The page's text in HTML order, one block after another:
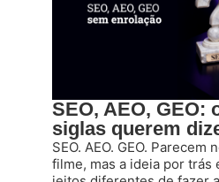
SEO, AEO, GEO:
siglas querem
SEO. AEO. GEO. Parecem
filme, mas a ideia por trás